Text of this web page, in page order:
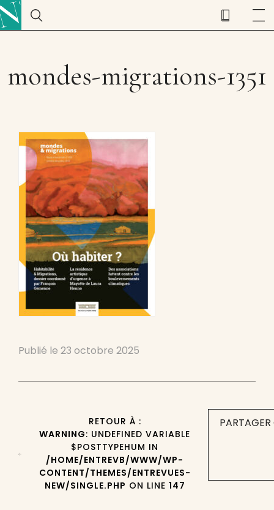
mondes-migrations-1351
Publié le 23 octobre 2025
RETOUR À :
WARNING: UNDEFINED VARIABLE
$POSTTYPEHUM IN
/HOME/ENTREVB/WWW/WP-
CONTENT/THEMES/ENTREVUES-
NEW/SINGLE.PHP ON LINE 147